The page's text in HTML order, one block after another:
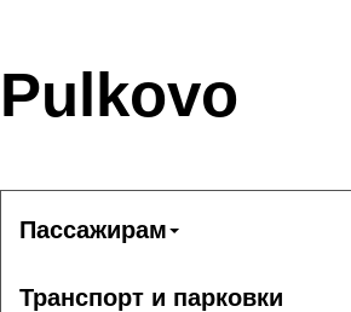
Pulkovo
Пассажирам
Транспорт и парковки